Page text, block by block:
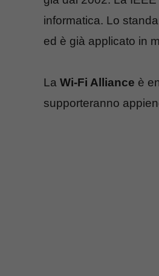
informatica. Lo
ed è già applicato in
La Wi-Fi Alliance è
supporteranno